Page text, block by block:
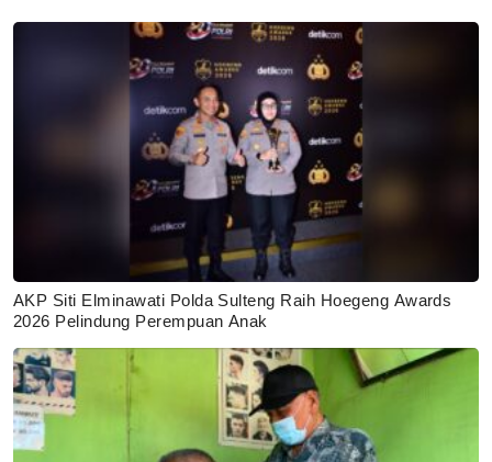
AKP Siti Elminawati Polda Sulteng Raih Hoegeng Awards
2026 Pelindung Perempuan Anak